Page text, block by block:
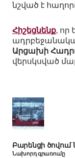
նշված է
Հիշեցնենք, որ
Արցախի
վերսկսված
Բարենցի
Նախորդ գրառումը